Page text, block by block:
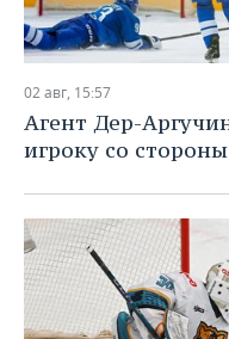
02 авг, 15:57
Агент Дер-
игроку со